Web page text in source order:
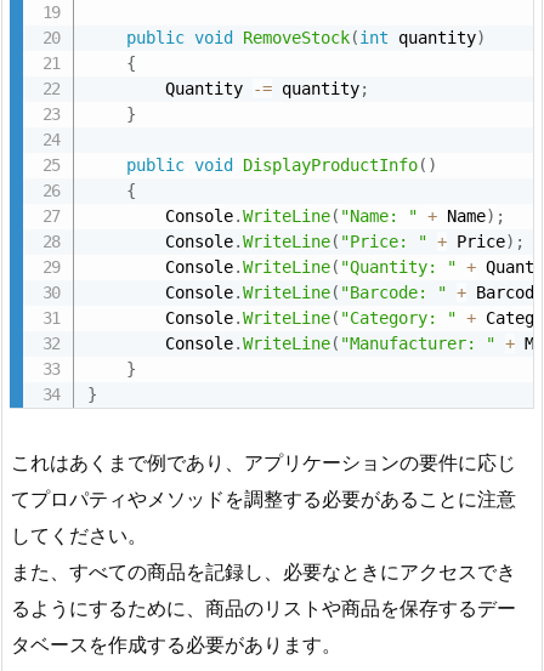
コ
public void RemoveStock(int quantity)
{
        Quantity
-= quantity;
}
public void DisplayProductInfo( )
{
        Console
.WriteLine( "Name: " + Name) ;
        Console
.WriteLine( "Price: " + Price) ;
        Console
.WriteLine( "Quantity: " +
        Console
.WriteLine( "Barcode: " + Barcode
        Console
.WriteLine( "Category: " +
        Console
.WriteLine( "Manufacturer: " +
}
}
これはあくまで例であり、アプリケーションの要件に応じ
てプロパティやメソッドを調整する必要があることに注意
してください。
また、すべての商品を記録し、必要なときにアクセスでき
るようにするために、商品のリストや商品を保存するデー
タベースを作成する必要があります。